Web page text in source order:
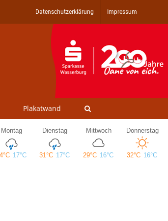
Datenschutzerklärung Impressum
Plakatwand